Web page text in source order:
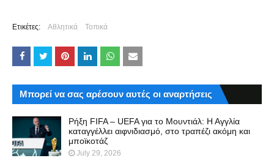
Ετικέτες: Αθλητικά Τοπικά
Μπορεί να σας αρέσουν αυτές οι αναρτήσεις
Ρήξη FIFA – UEFA για το Μουντιάλ: Η Αγγλία
καταγγέλλει αιφνιδιασμό, στο τραπέζι ακόμη και
μποϊκοτάζ
July 29, 2026